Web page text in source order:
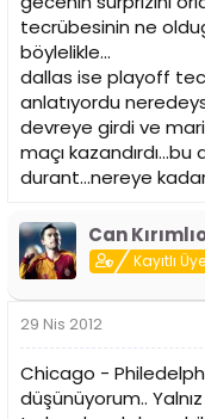
tecrübesinin ne
böylelikle...
dallas ise playoff
anlatıyordu
devreye girdi ve
maçı
durant...nereye
Can
Kayıtlı Üye
29 Nis 2012
Chicago -
düşünüyorum..